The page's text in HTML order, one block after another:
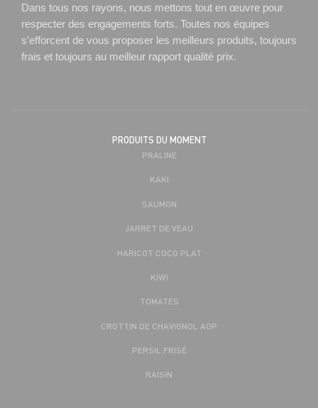
Dans tous nos rayons, nous mettons tout en œuvre pour
respecter des engagements forts. Toutes nos équipes
s’efforcent de vous proposer les meilleurs produits, toujours
frais et toujours au meilleur rapport qualité prix.
PRODUITS DU MOMENT
PRALINE
KAKI
SAUMON
JARRET DE VEAU
HARICOT COCO PLAT
KIWI
TOMATES
CROTTIN DE CHAVIGNOL AOP
PERSIL FRISÉ
RAISIN